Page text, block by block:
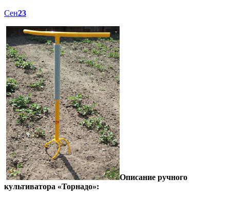
Сен23
Описание ручного
культиватора «Торнадо»: